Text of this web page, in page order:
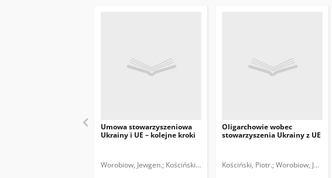
Umowa stowarzyszeniowa
Ukrainy i UE – kolejne kroki
Worobiow, Jewgen. Kościński, Piotr.
Oligarchowie wobec
stowarzyszenia Ukrainy z UE
Kościński, Piotr. Worobiow, Jewgen.